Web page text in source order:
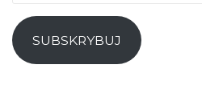
mail
SUBSKRYBUJ